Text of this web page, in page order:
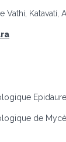
Vathi, Katavati,
Epidaure
de